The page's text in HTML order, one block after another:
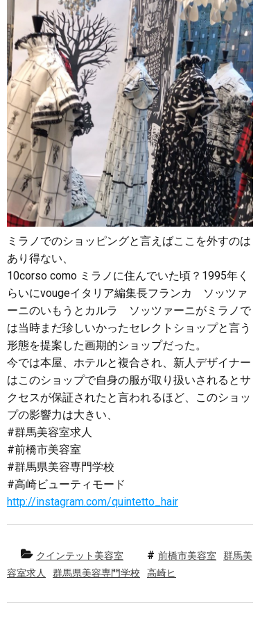
ミラノでのショッピングと言えばここを外すのは
あり得ない、
10corso como ミラノに住んでいた頃？1995年く
らいにvougeイタリア編集長フランカ ソッツァ
ーニのいもうとカルラ ソッツァーニがミラノで
は当時まだ珍しいかったセレクトショップと言う
形態を提案した画期的ショップだった。
今では本屋、ホテルと複合され、新人デザイナー
はこのショップで自身の服が取り扱いされるとサ
クセスが保証されたと言われるほど、このショッ
プの影響力は大きい、
#群馬美容室求人
#前橋市美容室
#群馬県美容専門学校
#高崎ビューティモード
http://instagram.com/quintetto_hair
クインテット美容室 前橋市美容室
群馬美
容室求人
群馬県美容専門学校 高崎ヒ